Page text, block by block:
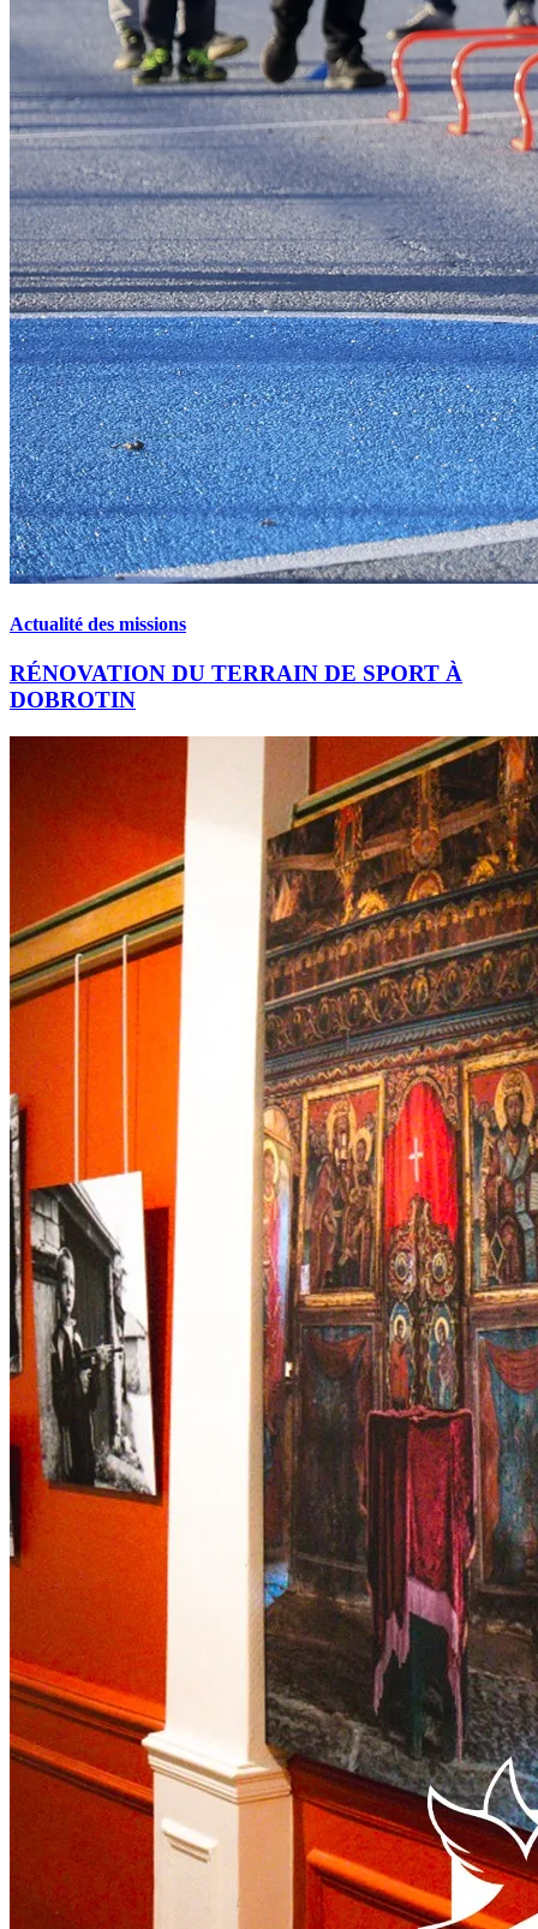
Actualité des missions
RÉNOVATION DU TERRAIN DE SPORT À
DOBROTIN